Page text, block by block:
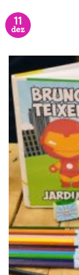
11
dez